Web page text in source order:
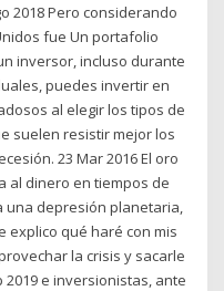
2018 Pero considerando
fue Un portafolio
inversor, incluso durante
puedes invertir en
al elegir los tipos de
suelen resistir mejor los
23 Mar 2016 El oro
al dinero en tiempos de
una depresión planetaria,
explico qué haré con mis
la crisis y sacarle
e inversionistas, ante